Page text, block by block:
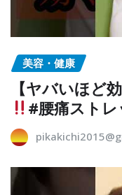
美容・健康
【ヤバいほど
#腰痛スト